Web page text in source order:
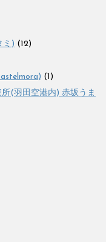
ミ) (12)
(1)
(羽田空港内) 赤坂うま